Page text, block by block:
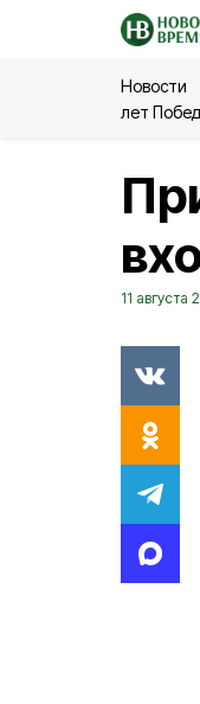
Новости
лет
11 августа